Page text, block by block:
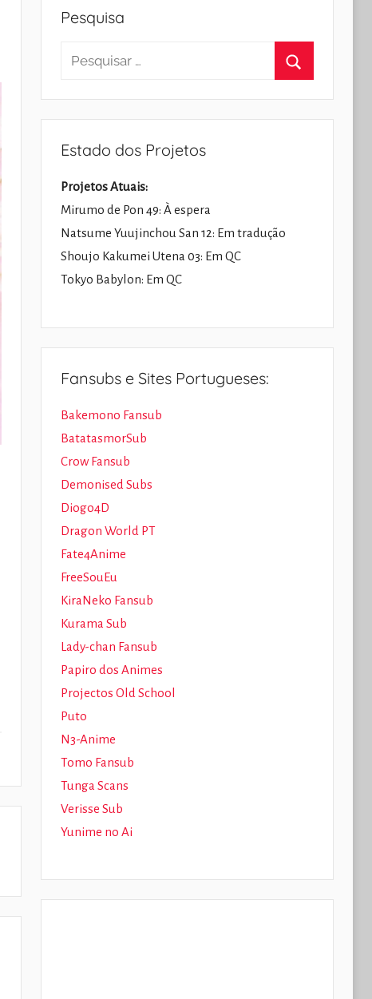
Pesquisa
Pesquisar
Estado dos Projetos
Projetos Atuais:
Mirumo de Pon 49: À espera
Natsume Yuujinchou San 12: Em tradução
Shoujo Kakumei Utena 03: Em QC
Tokyo Babylon: Em QC
Fansubs e Sites Portugueses:
Bakemono Fansub
BatatasmorSub
Crow Fansub
Demonised Subs
Diogo4D
Dragon World PT
Fate4Anime
FreeSouEu
KiraNeko Fansub
Kurama Sub
Lady-chan Fansub
Papiro dos Animes
Projectos Old School
Puto
N3-Anime
Tomo Fansub
Tunga Scans
Verisse Sub
Yunime no Ai